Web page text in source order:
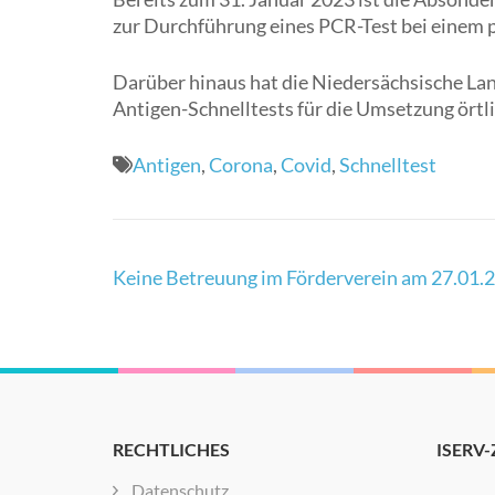
zur Durchführung eines PCR-Test bei
Darüber hinaus hat die Niedersächsische
Antigen-Schnelltests für die Umsetzung
Antigen,Corona,Covid,Schnelltest
Beitragsnavigation
Keine Betreuung im Förderverein am
RECHTLICHES
Datenschutz